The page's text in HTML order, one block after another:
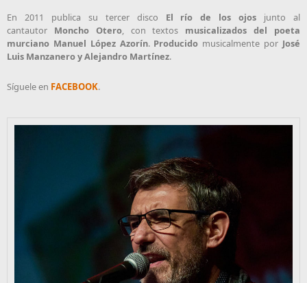
En 2011 publica su tercer disco El río de los ojos junto al
cantautor Moncho Otero, con textos musicalizados del poeta
murciano Manuel López Azorín. Producido musicalmente por José
Luis Manzanero y Alejandro Martínez.
Síguele en FACEBOOK.